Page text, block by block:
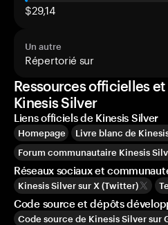
$29,14
Un autre
Répertorié sur
Ressources officielles
Kinesis Silver
Liens officiels de Kinesis Silver
Homepage
Livre blanc de
Forum communautaire Kinesis
Réseaux sociaux et
Kinesis Silver sur X (Twitter)
Code source et dépôts
Code source de Kinesis Silver sur